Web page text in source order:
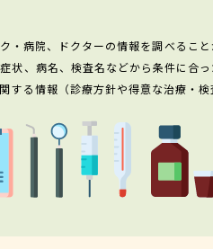
・病院、ドクターの情報を調べるこ
、病名、検査名などから条件に合
する情報（診療方針や得意な治療・